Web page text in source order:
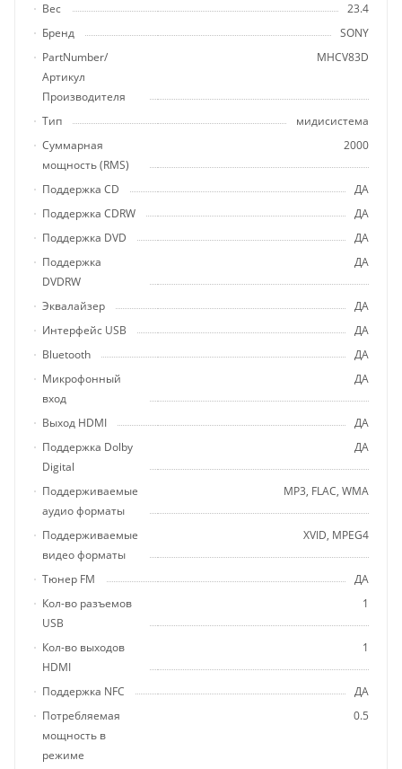
Вес
23.4
Бренд
SONY
PartNumber/
Артикул
Производителя
MHCV83D
Тип
мидисистема
Суммарная
мощность (RMS)
2000
Поддержка CD
ДА
Поддержка CDRW
ДА
Поддержка DVD
ДА
Поддержка
DVDRW
ДА
Эквалайзер
ДА
Интерфейс USB
ДА
Bluetooth
ДА
Микрофонный
вход
ДА
Выход HDMI
ДА
Поддержка Dolby
Digital
ДА
Поддерживаемые
аудио форматы
MP3, FLAC, WMA
Поддерживаемые
видео форматы
XVID, MPEG4
Тюнер FM
ДА
Кол-во разъемов
USB
1
Кол-во выходов
HDMI
1
Поддержка NFC
ДА
Потребляемая
мощность в
режиме
0.5